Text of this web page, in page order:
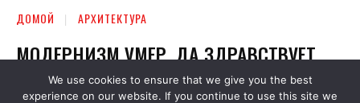
We use cookies to ensure that we give you the best
experience on our website. If you continue to use this site we